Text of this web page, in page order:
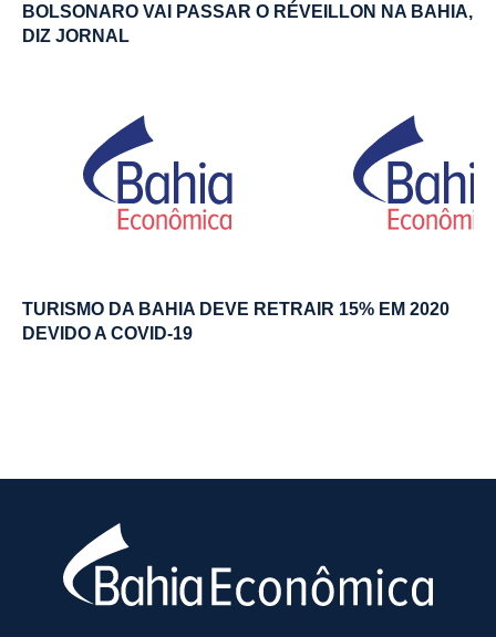
BOLSONARO VAI PASSAR O RÉVEILLON NA BAHIA,
DIZ JORNAL
TURISMO DA BAHIA DEVE RETRAIR 15% EM 2020
DEVIDO A COVID-19